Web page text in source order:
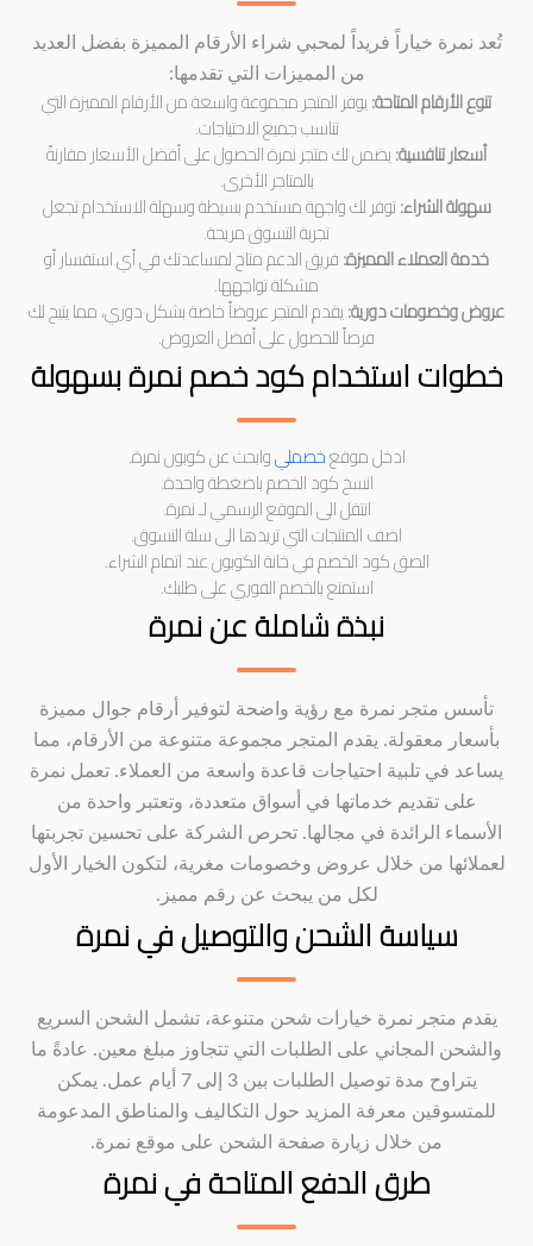
تُعد نمرة خياراً فريداً لمحبي شراء الأرقام المميزة بفضل العديد
من المميزات التي تقدمها:
تنوع الأرقام المتاحة:يوفر المتجر مجموعة واسعة من الأرقام المميزة التي
تناسب جميع الاحتياجات.
أسعار تنافسية:يضمن لك متجر نمرة الحصول على أفضل الأسعار مقارنةً
بالمتاجر الأخرى.
سهولة الشراء:توفر لك واجهة مستخدم بسيطة وسهلة الاستخدام تجعل
تجربة التسوق مريحة.
خدمة العملاء المميزة:فريق الدعم متاح لمساعدتك في أي استفسار أو
مشكلة تواجهها.
عروض وخصومات دورية:يقدم المتجر عروضاً خاصة بشكل دوري، مما يتيح لك
فرصاً للحصول على أفضل العروض.
خطوات استخدام كود خصم نمرة بسهولة
ادخل موقعخصمليوابحث عن كوبون نمرة.
انسخ كود الخصم باضغطة واحدة.
انتقل الى الموقع الرسمي لـ نمرة.
اضف المنتجات التي تريدها الى سلة التسوق.
الصق كود الخصم في خانة الكوبون عند اتمام الشراء.
استمتع بالخصم الفوري على طلبك.
نبذة شاملة عن نمرة
تأسس متجر نمرة مع رؤية واضحة لتوفير أرقام جوال مميزة
بأسعار معقولة. يقدم المتجر مجموعة متنوعة من الأرقام، مما
يساعد في تلبية احتياجات قاعدة واسعة من العملاء. تعمل نمرة
على تقديم خدماتها في أسواق متعددة، وتعتبر واحدة من
الأسماء الرائدة في مجالها. تحرص الشركة على تحسين تجربتها
لعملائها من خلال عروض وخصومات مغرية، لتكون الخيار الأول
لكل من يبحث عن رقم مميز.
سياسة الشحن والتوصيل في نمرة
يقدم متجر نمرة خيارات شحن متنوعة، تشمل الشحن السريع
والشحن المجاني على الطلبات التي تتجاوز مبلغ معين. عادةً ما
يتراوح مدة توصيل الطلبات بين 3 إلى 7 أيام عمل. يمكن
للمتسوقين معرفة المزيد حول التكاليف والمناطق المدعومة
من خلال زيارة صفحة الشحن على موقع نمرة.
طرق الدفع المتاحة في نمرة